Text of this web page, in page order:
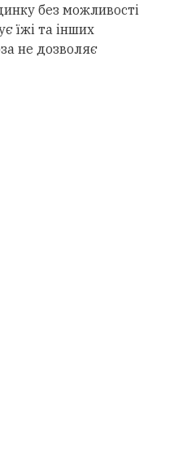
без можливості
їжі та інших
не дозволяє